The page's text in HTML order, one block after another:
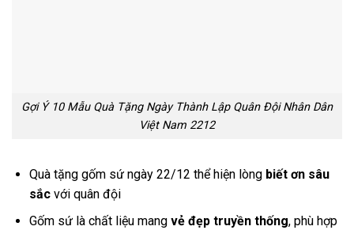
Gợi Ý 10 Mẫu Quà Tặng Ngày Thành Lập Quân Đội Nhân Dân
Việt Nam 2212
Quà tặng gốm sứ ngày 22/12 thể hiện lòng biết ơn sâu
sắc với quân đội
Gốm sứ là chất liệu mang vẻ đẹp truyền thống, phù hợp